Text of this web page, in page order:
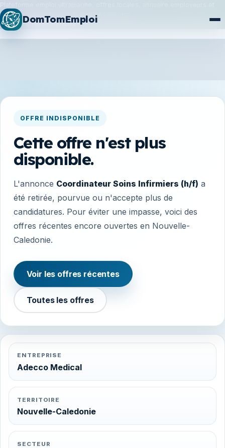
Plateforme emploi ultramarine, offres locales, annuaire employeurs et
synchronisation France Travail / Alternance.
Plan du siteFormations
DomTomEmploi
OFFRE INDISPONIBLE
Cette offre n'est plus
disponible.
L'annonce Coordinateur Soins Infirmiers (h/f) a
été retirée, pourvue ou n'accepte plus de
candidatures. Pour éviter une impasse, voici des
offres récentes encore ouvertes en Nouvelle-
Caledonie.
Voir les offres récentes
Toutes les offres
ENTREPRISE
Adecco Medical
TERRITOIRE
Nouvelle-Caledonie
SECTEUR